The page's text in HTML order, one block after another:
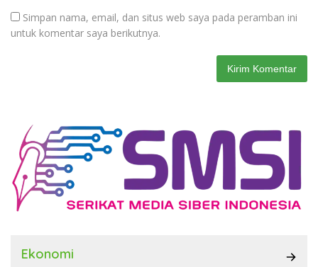
Simpan nama, email, dan situs web saya pada peramban ini
untuk komentar saya berikutnya.
Ekonomi